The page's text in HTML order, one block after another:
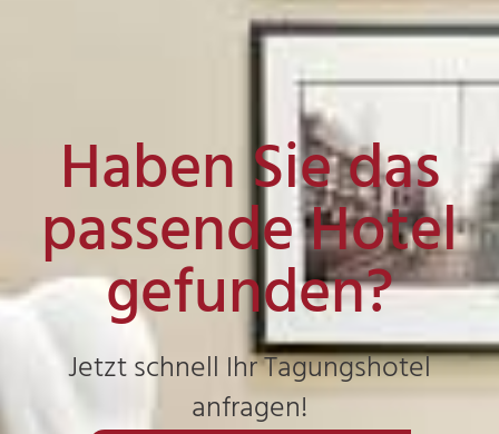
Haben Sie das
passende Hotel
gefunden?
Jetzt schnell Ihr Tagungshotel
anfragen!